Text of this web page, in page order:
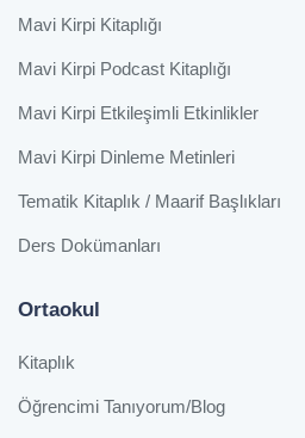
Mavi Kirpi Kitaplığı
Mavi Kirpi Podcast Kitaplığı
Mavi Kirpi Etkileşimli Etkinlikler
Mavi Kirpi Dinleme Metinleri
Tematik Kitaplık / Maarif Başlıkları
Ders Dokümanları
Ortaokul
Kitaplık
Öğrencimi Tanıyorum/Blog